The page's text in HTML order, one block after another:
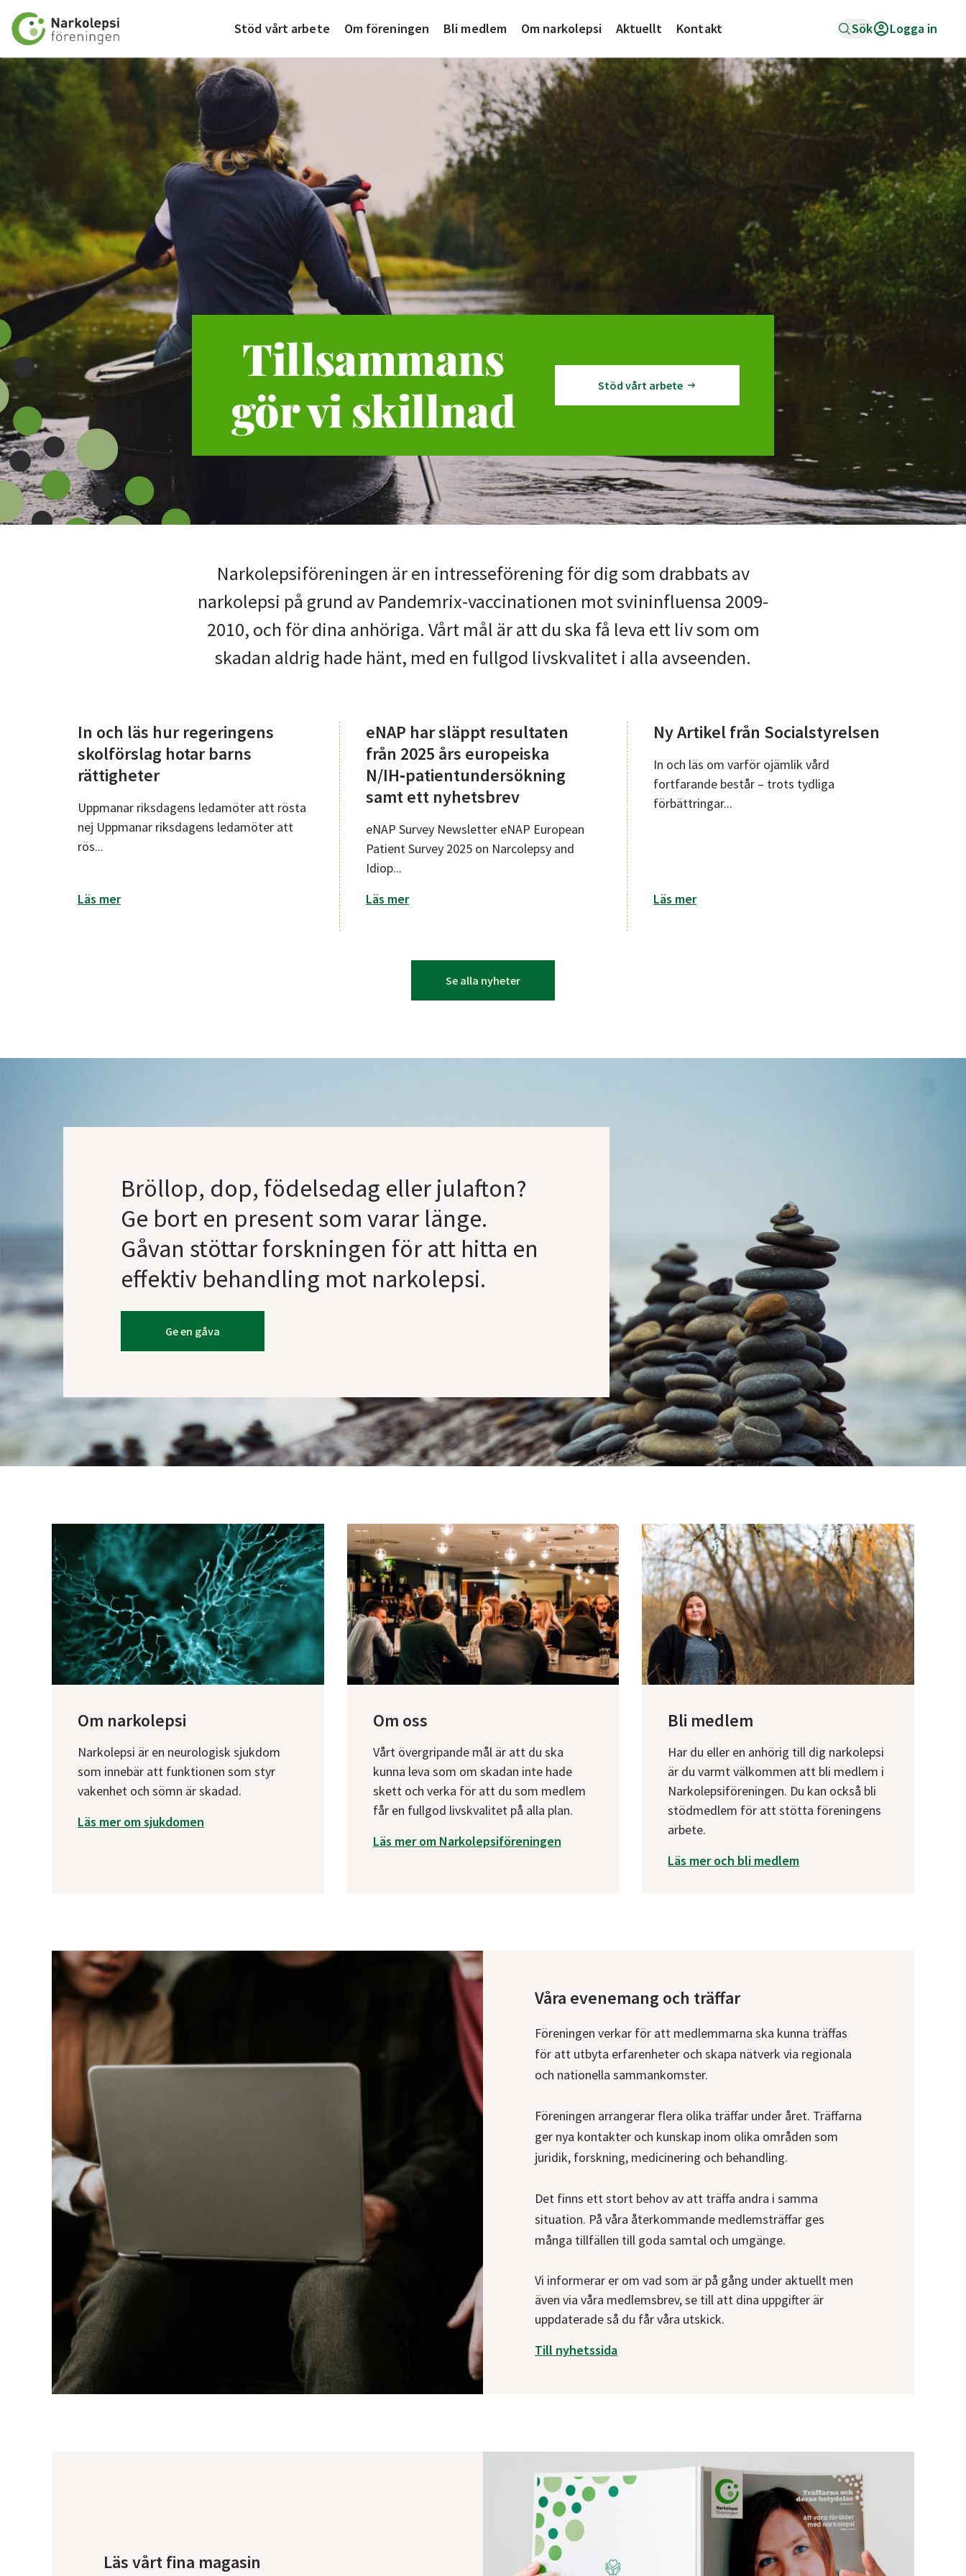
Till startsidan Stöd vårt arbete Om föreningen Bli medlem Om narkolepsi Aktuellt Kontakt Sök Logga in
Tillsammans
gör vi skillnad
Stöd vårt arbete
Narkolepsiföreningen är en intresseförening för dig som drabbats av
narkolepsi på grund av Pandemrix-vaccinationen mot svininfluensa 2009-
2010, och för dina anhöriga. Vårt mål är att du ska få leva ett liv som om
skadan aldrig hade hänt, med en fullgod livskvalitet i alla avseenden.
In och läs hur regeringens
skolförslag hotar barns
rättigheter
Uppmanar riksdagens ledamöter att rösta
nej Uppmanar riksdagens ledamöter att
rös...
Läs merom In och läs hur regeringens skolförslag hotar barns rättigheter
eNAP har släppt resultaten
från 2025 års europeiska
N/IH‑patientundersökning
samt ett nyhetsbrev
eNAP Survey Newsletter eNAP European
Patient Survey 2025 on Narcolepsy and
Idiop...
Läs merom eNAP har släppt resultaten från 2025 års europeiska N/IH‑patientundersökning samt ett
Ny Artikel från Socialstyrelsen
In och läs om varför ojämlik vård
fortfarande består – trots tydliga
förbättringar...
Läs merom Ny Artikel från Socialstyrelsen
Se alla nyheter
Bröllop, dop, födelsedag eller julafton?
Ge bort en present som varar länge.
Gåvan stöttar forskningen för att hitta en
effektiv behandling mot narkolepsi.
Ge en gåva
Om narkolepsi
Narkolepsi är en neurologisk sjukdom
som innebär att funktionen som styr
vakenhet och sömn är skadad.
Läs mer om sjukdomen
Om oss
Vårt övergripande mål är att du ska
kunna leva som om skadan inte hade
skett och verka för att du som medlem
får en fullgod livskvalitet på alla plan.
Läs mer om Narkolepsiföreningen
Bli medlem
Har du eller en anhörig till dig narkolepsi
är du varmt välkommen att bli medlem i
Narkolepsiföreningen. Du kan också bli
stödmedlem för att stötta föreningens
arbete.
Läs mer och bli medlem
Våra evenemang och träffar
Föreningen verkar för att medlemmarna ska kunna träffas
för att utbyta erfaren­heter och skapa nätverk via regionala
och nationella samman­komster.
Föreningen arrangerar flera olika träffar under året. Träffarna
ger nya kontakter och kunskap inom olika områden som
juridik, forskning, medicinering och behandling.
Det finns ett stort behov av att träffa andra i samma
situation. På våra åter­kommande medlems­träffar ges
många tillfällen till goda samtal och umgänge.
Vi informerar er om vad som är på gång under aktuellt men
även via våra medlemsbrev, se till att dina uppgifter är
uppdaterade så du får våra utskick.
Till nyhetssida
Läs vårt fina magasin